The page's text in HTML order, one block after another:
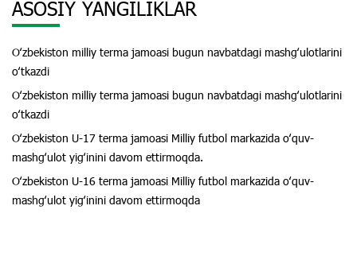
ASOSIY YANGILIKLAR
Oʻzbekiston milliy terma jamoasi bugun navbatdagi mashgʻulotlarini
oʻtkazdi
Oʻzbekiston milliy terma jamoasi bugun navbatdagi mashgʻulotlarini
oʻtkazdi
Oʻzbekiston U-17 terma jamoasi Milliy futbol markazida oʻquv-
mashgʻulot yigʻinini davom ettirmoqda.
Oʻzbekiston U-16 terma jamoasi Milliy futbol markazida oʻquv-
mashgʻulot yigʻinini davom ettirmoqda